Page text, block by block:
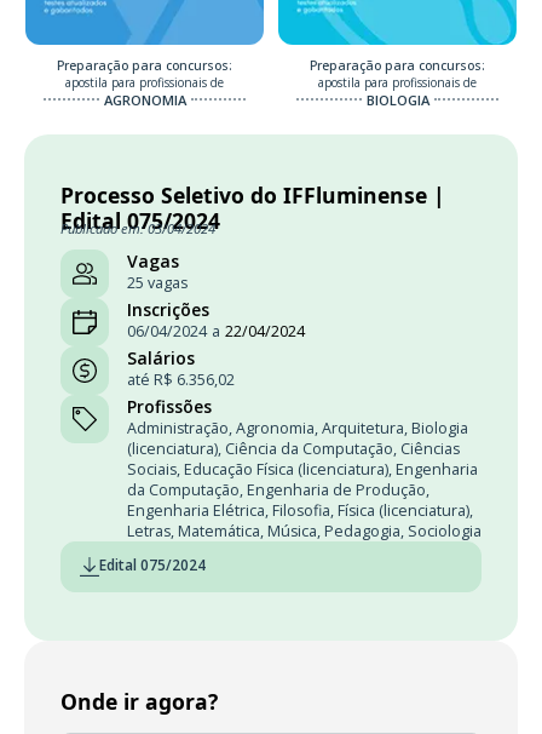
Preparação para concursos:
apostila para profissionais de
AGRONOMIA
Preparação para concursos:
apostila para profissionais de
BIOLOGIA
Processo Seletivo do IFFluminense |
Edital 075/2024
Publicado em: 03/04/2024
Vagas
25 vagas
Inscrições
06/04/2024 a 22/04/2024
Salários
até R$ 6.356,02
Profissões
Administração,Agronomia,Arquitetura, Biologia
(licenciatura), Ciência da Computação, Ciências
Sociais, Educação Física (licenciatura), Engenharia
da Computação, Engenharia de Produção,
Engenharia Elétrica, Filosofia, Física (licenciatura),
Letras, Matemática, Música, Pedagogia, Sociologia
Edital 075/2024
Onde ir agora?